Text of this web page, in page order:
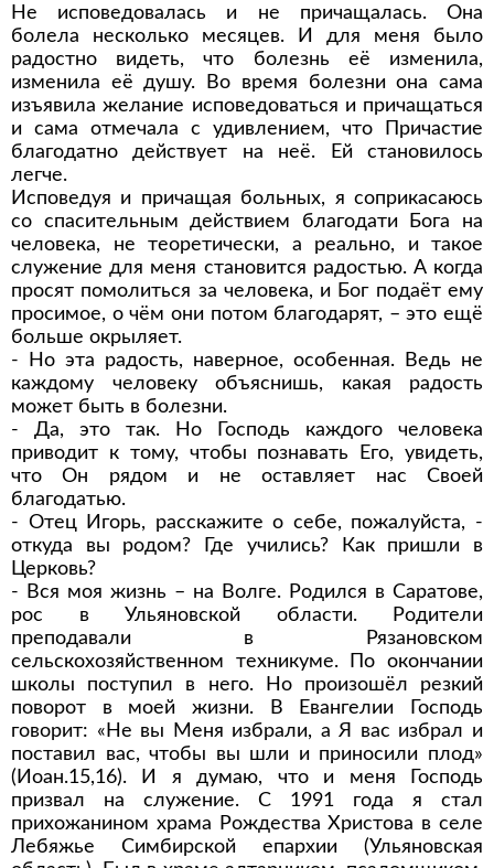
Не исповедовалась и не причащалась. Она
болела несколько месяцев. И для меня было
радостно видеть, что болезнь её изменила,
изменила её душу. Во время болезни она сама
изъявила желание исповедоваться и причащаться
и сама отмечала с удивлением, что Причастие
благодатно действует на неё. Ей становилось
легче.
Исповедуя и причащая больных, я соприкасаюсь
со спасительным действием благодати Бога на
человека, не теоретически, а реально, и такое
служение для меня становится радостью. А когда
просят помолиться за человека, и Бог подаёт ему
просимое, о чём они потом благодарят, – это ещё
больше окрыляет.
- Но эта радость, наверное, особенная. Ведь не
каждому человеку объяснишь, какая радость
может быть в болезни.
- Да, это так. Но Господь каждого человека
приводит к тому, чтобы познавать Его, увидеть,
что Он рядом и не оставляет нас Своей
благодатью.
- Отец Игорь, расскажите о себе, пожалуйста, -
откуда вы родом? Где учились? Как пришли в
Церковь?
- Вся моя жизнь – на Волге. Родился в Саратове,
рос в Ульяновской области. Родители
преподавали в Рязановском
сельскохозяйственном техникуме. По окончании
школы поступил в него. Но произошёл резкий
поворот в моей жизни. В Евангелии Господь
говорит: «Не вы Меня избрали, а Я вас избрал и
поставил вас, чтобы вы шли и приносили плод»
(Иоан.15,16). И я думаю, что и меня Господь
призвал на служение. С 1991 года я стал
прихожанином храма Рождества Христова в селе
Лебяжье Симбирской епархии (Ульяновская